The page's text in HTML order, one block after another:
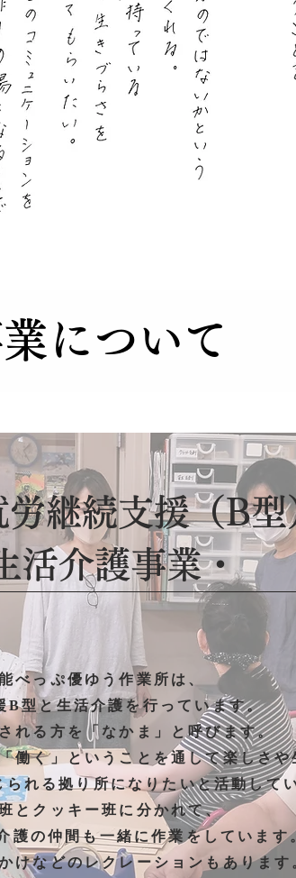
について
労継続支援（B型
活介護事業・
べっぷ優ゆう作業所は、
B型と生活介護を行っています。
れる方を「なかま」と呼びます。
働く」ということを通して楽しさ
れる拠り所になりたいと活動して
とクッキー班に分かれて、
護の仲間も一緒に作業をしています
けなどのレクレーションもあります